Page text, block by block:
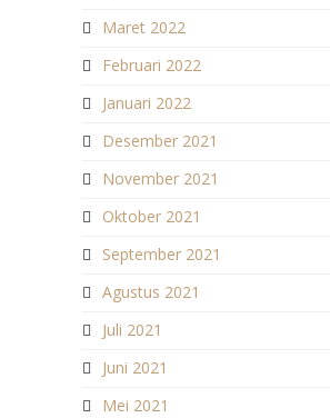
Maret 2022
Februari 2022
Januari 2022
Desember 2021
November 2021
Oktober 2021
September 2021
Agustus 2021
Juli 2021
Juni 2021
Mei 2021